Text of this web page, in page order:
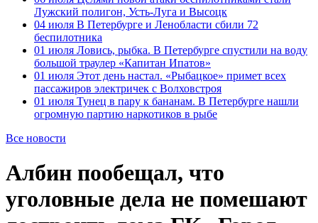
Лужский полигон, Усть-Луга и Высоцк
04 июля В Петербурге и Ленобласти сбили 72
беспилотника
01 июля Ловись, рыбка. В Петербурге спустили на воду
большой траулер «Капитан Ипатов»
01 июля Этот день настал. «Рыбацкое» примет всех
пассажиров электричек с Волховстроя
01 июля Тунец в пару к бананам. В Петербурге нашли
огромную партию наркотиков в рыбе
Все новости
Албин пообещал, что
уголовные дела не помешают